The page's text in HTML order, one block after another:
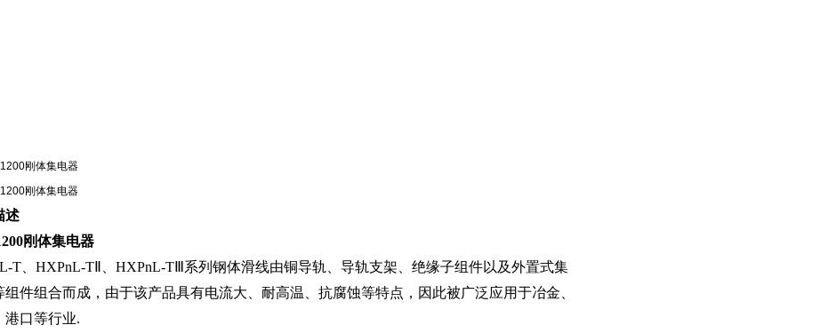
述
刚体集电器
T、HXPnL-TⅡ、HXPnL-TⅢ系列钢体滑线由铜导轨、导轨支架、绝缘子组件以及外置式集
组件组合而成，由于该产品具有电流大、耐高温、抗腐蚀等特点，因此被广泛应用于冶金、
港口等行业.